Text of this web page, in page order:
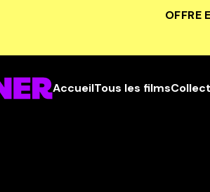
OFFRE
AccueilTous les films